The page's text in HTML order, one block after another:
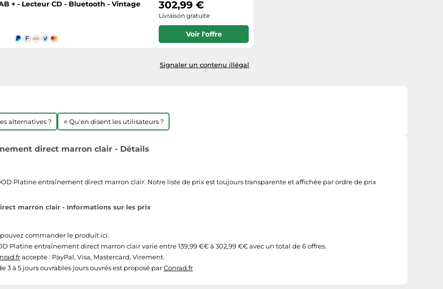
+ - Lecteur CD - Bluetooth - Vintage 302,99 €
Livraison gratuite
Voir l'offre
Signaler un contenu illégal
alternatives ? ⭐ Qu'en disent les utilisateurs ?
direct marron clair - Détails
Platine entraînement direct marron clair. Notre liste de prix est toujours transparente et affichée par ordre de prix
marron clair - Informations sur les prix
pouvez commander le produit ici.
Platine entraînement direct marron clair varie entre 139,99 €€ à 302,99 €€ avec un total de 6 offres.
accepte : PayPal, Visa, Mastercard, Virement.
à 5 jours ouvrables jours ouvrés est proposé parConrad.fr